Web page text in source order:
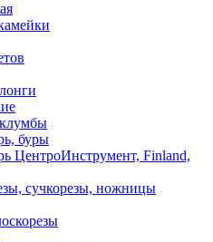
буры
ЦентроИнструмент, Finland,
сучкорезы, ножницы